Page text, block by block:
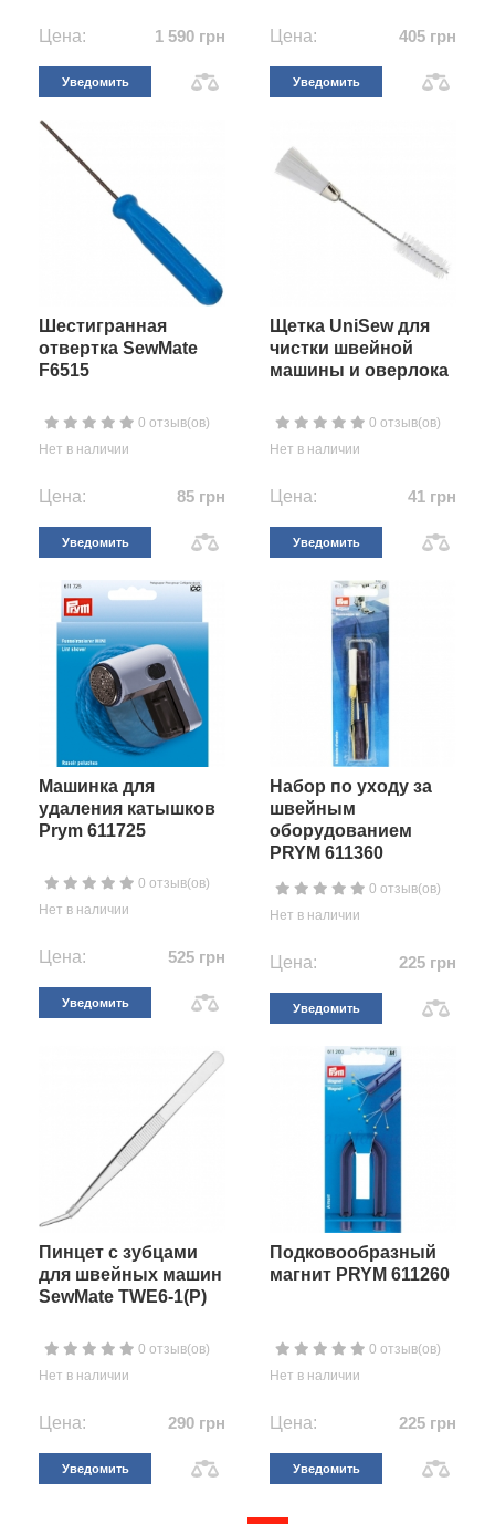
Цена: 1 590 грн
Уведомить
Цена: 405 грн
Уведомить
Шестигранная
отвертка SewMate
F6515
0 отзыв(ов)
Нет в наличии
Цена: 85 грн
Уведомить
Щетка UniSew для
чистки швейной
машины и оверлока
0 отзыв(ов)
Нет в наличии
Цена: 41 грн
Уведомить
Машинка для
удаления катышков
Prym 611725
0 отзыв(ов)
Нет в наличии
Цена: 525 грн
Уведомить
Набор по уходу за
швейным
оборудованием
PRYM 611360
0 отзыв(ов)
Нет в наличии
Цена: 225 грн
Уведомить
Пинцет с зубцами
для швейных машин
SewMate TWE6-1(P)
0 отзыв(ов)
Нет в наличии
Цена: 290 грн
Уведомить
Подковообразный
магнит PRYM 611260
0 отзыв(ов)
Нет в наличии
Цена: 225 грн
Уведомить